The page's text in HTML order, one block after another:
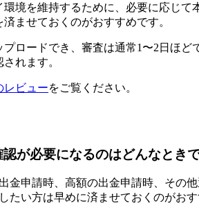
境を維持するために、必要に応じ
ませておくのがおすすめです。
ロードでき、審査は通常1〜2日ほ
れます。
レビューをご覧ください。
が必要になるのはどんなとき
金申請時、高額の出金申請時、その
たい方は早めに済ませておくのがおす